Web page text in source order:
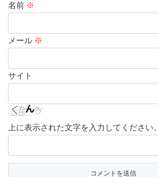
名前 ※
メール ※
サイト
上に表示された文字を入力してください。